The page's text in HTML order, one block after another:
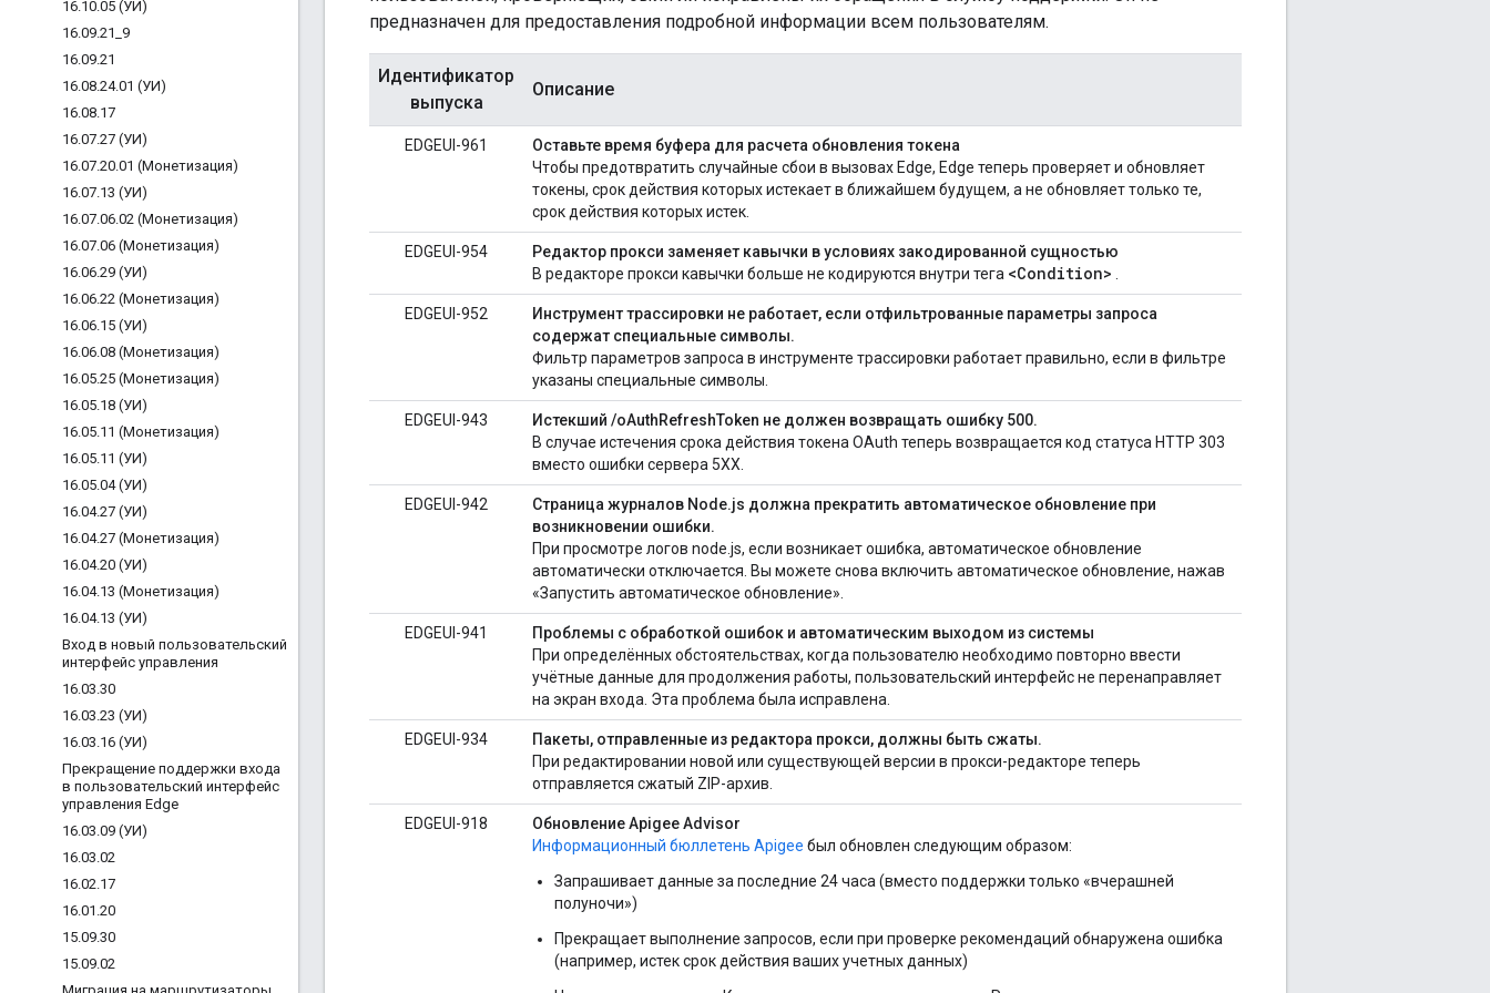
16.10.05 (УИ)
16.09.21 9
16.09.21
16.08.24.01 (УИ)
16.08.17
16.07.27 (УИ)
16.07.20.01 (Монетизация)
16.07.13 (УИ)
16.07.06.02 (Монетизация)
16.07.06 (Монетизация)
16.06.29 (УИ)
16.06.22 (Монетизация)
16.06.15 (УИ)
16.06.08 (Монетизация)
16.05.25 (Монетизация)
16.05.18 (УИ)
16.05.11 (Монетизация)
16.05.11 (УИ)
16.05.04 (УИ)
16.04.27 (УИ)
16.04.27 (Монетизация)
16.04.20 (УИ)
16.04.13 (Монетизация)
16.04.13 (УИ)
Вход в новый пользовательский
интерфейс управления
16.03.30
16.03.23 (УИ)
16.03.16 (УИ)
Прекращение поддержки входа
в пользовательский интерфейс
управления Edge
16.03.09 (УИ)
16.03.02
16.02.17
16.01 .20
15.09.30
15.09.02
предназначен для предоставления подробной информации всем пользователям.
Идентификатор
выпуска
Описание
EDGEUI-961
Оставьте время буфера для расчета обновления токена
Чтобы предотвратить случайные сбои в вызовах Edge, Edge теперь проверяет и обновляет
токены, срок действия которых истекает в ближайшем будущем, а не обновляет только те,
срок действия которых истек.
EDGEUI-954
Редактор прокси заменяет кавычки в условиях закодированной сущностью
В редакторе прокси кавычки больше не кодируются внутри тега <Condition>
EDGEUI-952
Инструмент трассировки не работает, если отфильтрованные параметры запроса
содержат специальные символы.
Фильтр параметров запроса в инструменте трассировки работает правильно, если в фильтре
указаны специальные символы.
EDGEUI-943
Истекший /oAuthRefreshToken не должен возвращать ошибку 500.
В случае истечения срока действия токена OAuth теперь возвращается код статуса HTTP 303
вместо ошибки сервера 5XX.
EDGEUI-942
Страница журналов Node.js должна прекратить автоматическое обновление при
возникновении ошибки.
При просмотре логов node.js, если возникает ошибка, автоматическое обновление
автоматически отключается. Вы можете снова включить автоматическое обновление, нажав
«Запустить автоматическое обновление».
EDGEUI-941
Проблемы с обработкой ошибок и автоматическим выходом из системы
При определённых обстоятельствах, когда пользователю необходимо повторно ввести
учётные данные для продолжения работы, пользовательский интерфейс не перенаправляет
на экран входа. Эта проблема была исправлена.
EDGEUI-934
Пакеты, отправленные из редактора прокси, должны быть сжаты.
При редактировании новой или существующей версии в прокси-редакторе теперь
отправляется сжатый ZIP-архив.
EDGEUI-918
Обновление Apigee Advisor
Информационный бюллетень Apigee был обновлен следующим образом:
Запрашивает данные за последние 24 часа (вместо поддержки только «вчерашней
полуночи»)
Прекращает выполнение запросов, если при проверке рекомендаций обнаружена ошибка
(например, истек срок действия ваших учетных данных)